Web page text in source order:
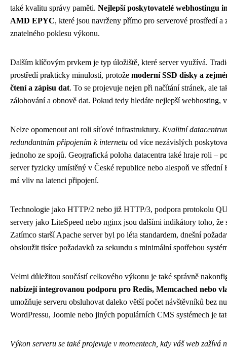
také kvalitu správy paměti. Nejlepší poskytovatelé webhostingu
AMD EPYC, které jsou navrženy přímo pro serverové prostředí
znatelného poklesu výkonu.
Dalším klíčovým prvkem je typ úložiště, které server využívá.
prostředí prakticky minulostí, protože moderní SSD disky a
čtení a zápisu dat. To se projevuje nejen při načítání stránek, ale
zálohování a obnově dat. Pokud tedy hledáte nejlepší
Nelze opomenout ani roli síťové infrastruktury. Kvalitní
redundantním připojením k internetu od více nezávislých
jednoho ze spojů. Geografická poloha datacentra také hraje roli –
server fyzicky umístěný v České republice nebo alespoň ve
má vliv na latenci připojení.
Technologie jako HTTP/2 nebo již HTTP/3, podpora protokolu
servery jako LiteSpeed nebo nginx jsou dalšími indikátory toho, že
Zatímco starší Apache server byl po léta standardem, dnešní
obsloužit tisíce požadavků za sekundu s minimální spotřebou
Velmi důležitou součástí celkového výkonu je také správně
nabízejí integrovanou podporu pro Redis, Memcached nebo
umožňuje serveru obsluhovat daleko větší počet návštěvníků bez
WordPressu, Joomle nebo jiných populárních CMS systémech je
Výkon serveru se také projevuje v momentech, kdy váš web zažívá